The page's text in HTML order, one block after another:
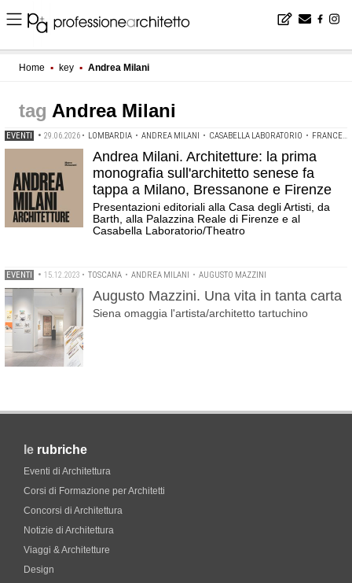
Home ▪ key ▪ Andrea Milani
Andrea Milani
EVENTI • 29.06.2026 • LOMBARDIA • ANDREA MILANI • CASABELLA LABORATORIO • FRANCESCO DAL CO
Andrea Milani. Architetture: la prima
monografia sull'architetto senese fa
tappa a Milano, Bressanone e Firenze
Presentazioni editoriali alla Casa degli Artisti, da
Barth, alla Palazzina Reale di Firenze e al
Casabella Laboratorio/Theatro
EVENTI • 15.12.2023 • TOSCANA • ANDREA MILANI • AUGUSTO MAZZINI
Augusto Mazzini. Una vita in tanta carta
Siena omaggia l'artista/architetto tartuchino
le rubriche
Eventi di Architettura
Corsi di Formazione per Architetti
Concorsi di Architettura
Notizie di Architettura
Viaggi & Architetture
Design